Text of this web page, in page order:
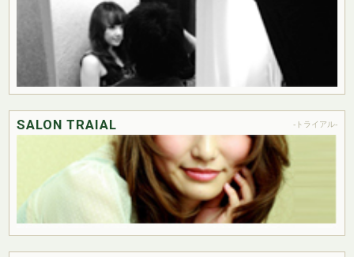
SALON TRAIAL -トライアル-